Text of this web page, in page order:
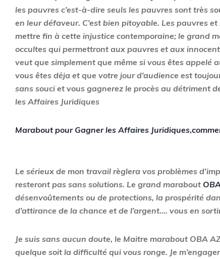
les pauvres c’est-à-dire seuls les pauvres sont très
en leur défaveur. C’est bien pitoyable. Les pauvres
mettre fin à cette injustice contemporaine; le grand
occultes qui permettront aux pauvres et aux
veut que simplement que même si vous êtes appelé
vous êtes dėja et que votre jour d’audience est
sans souci et vous gagnerez le procès au détriment
les Affaires Juridiques
Marabout pour Gagner les Affaires Juridiques,
Le sérieux de mon travail règlera vos problèmes
resteront pas sans solutions. Le grand marabout
désenvoûtements ou de protections, la prospérité
d’attirance de la chance et de l’argent…. vous en
Je suis sans aucun doute, le Maitre marabout OBA
quelque soit la difficulté qui vous ronge. Je